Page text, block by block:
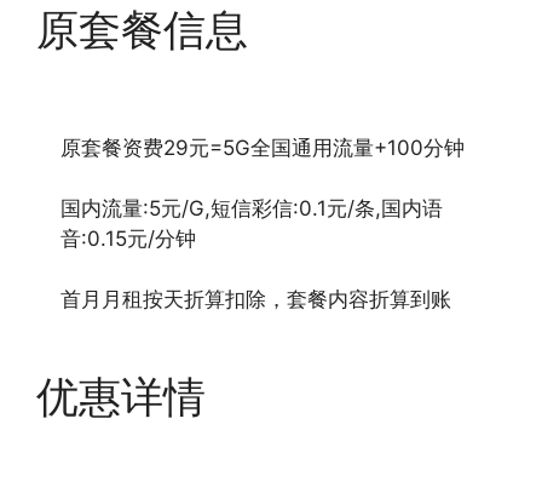
原套餐信息
原套餐资费29元=5G全国通用流量+100分钟
国内流量:5元/G,短信彩信:0.1元/条,国内语
音:0.15元/分钟
首月月租按天折算扣除，套餐内容折算到账
优惠详情